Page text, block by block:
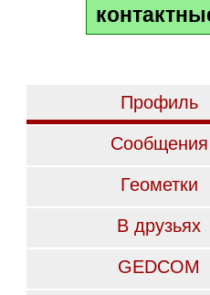
Профиль
Сообщения
Геометки
В друзьях
GEDCOM